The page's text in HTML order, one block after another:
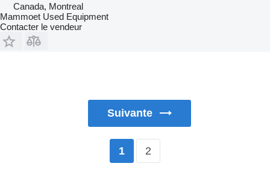
Canada, Montreal
Mammoet Used Equipment
Contacter le vendeur
Suivante
1 2